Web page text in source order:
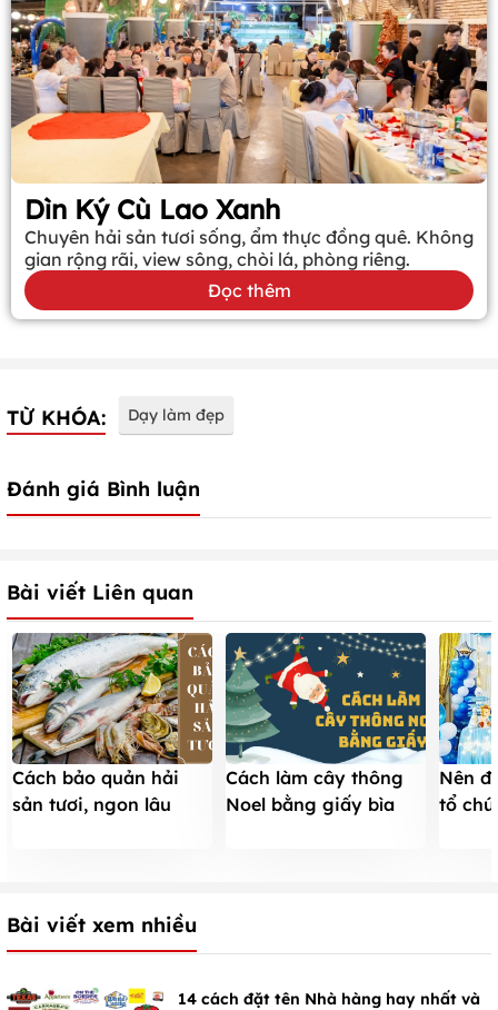
Dìn Ký Cù Lao Xanh
Chuyên hải sản tươi sống, ẩm thực đồng quê. Không
gian rộng rãi, view sông, chòi lá, phòng riêng.
Đọc thêm
TỪ KHÓA: Dạy làm đẹp
Đánh giá Bình luận
Bài viết Liên quan
Cách bảo quản hải
sản tươi, ngon lâu
Cách làm cây thông
Noel bằng giấy bìa
Nên
tổ
Bài viết xem nhiều
14 cách đặt tên Nhà hàng hay nhất và